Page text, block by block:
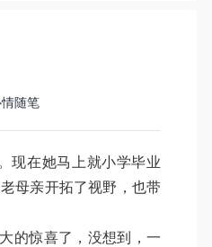
随笔
现在她马上就小学毕业
母亲开拓了视野，也带
的惊喜了，没想到，一